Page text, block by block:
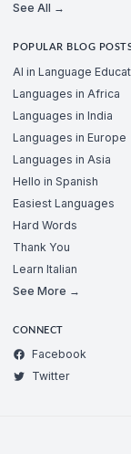
See All →
POPULAR BLOG
AI in Language
Languages in Africa
Languages in India
Languages in Europe
Languages in Asia
Hello in Spanish
Easiest Languages
Hard Words
Thank You
Learn Italian
See More →
CONNECT
Facebook
Twitter